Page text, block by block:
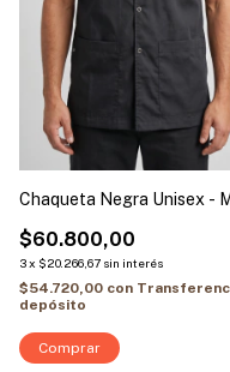
Chaqueta Negra Unisex -
$60.800,00
3x $20.266,67 sin interés
$54.720,00 con
depósito
Comprar